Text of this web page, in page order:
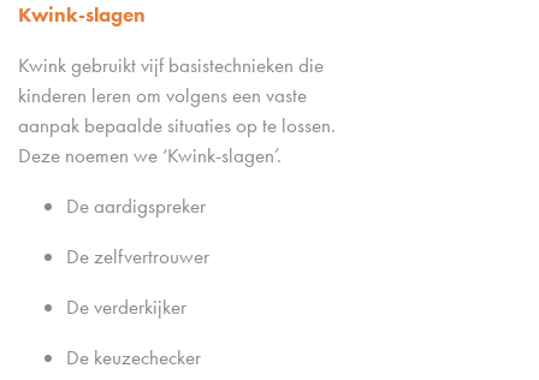
Kwink-slagen
Kwink gebruikt vijf basistechnieken die
kinderen leren om volgens een vaste
aanpak bepaalde situaties op te lossen.
Deze noemen we ‘Kwink-slagen’.
De aardigspreker
De zelfvertrouwer
De verderkijker
De keuzechecker